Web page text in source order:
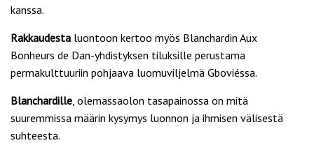
kanssa.
Rakkaudesta luontoon kertoo myös Blanchardin Aux
Bonheurs de Dan-yhdistyksen tiluksille perustama
permakulttuuriin pohjaava luomuviljelmä Gboviéssa.
Blanchardille, olemassaolon tasapainossa on mitä
suuremmissa määrin kysymys luonnon ja ihmisen välisestä
suhteesta.